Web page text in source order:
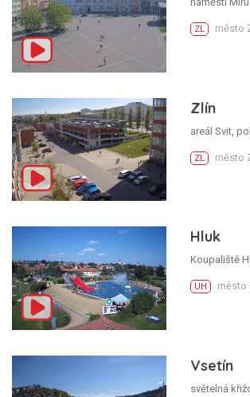
ZL město
Zlín
areál Svit,
ZL město
Hluk
Koupaliště
UH město
Vsetín
světelná